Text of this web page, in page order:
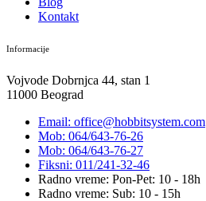
Kontakt
Informacije
Vojvode Dobrnjca 44, stan 1
11000 Beograd
Email: office@hobbitsystem.com
Mob: 064/643-76-26
Mob: 064/643-76-27
Fiksni: 011/241-32-46
Radno vreme: Pon-Pet: 10 - 18h
Radno vreme: Sub: 10 - 15h